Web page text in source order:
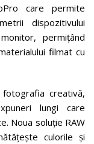
care permite
dispozitivului
permițând
filmat cu
creativă,
lungi care
Noua soluție RAW
culorile și